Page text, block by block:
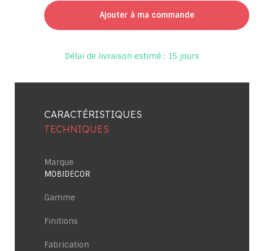
Ajouter à ma commande
Délai de livraison estimé : 15 jours
CARACTÉRISTIQUES
TECHNIQUES
Marque
MOBIDECOR
Gamme
Finitions
Fabrication